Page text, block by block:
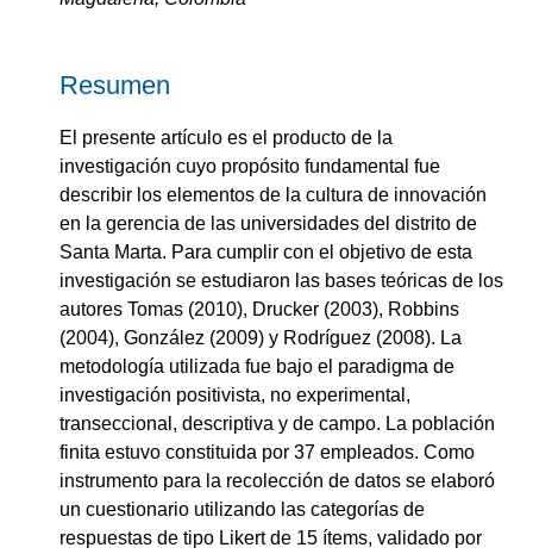
Resumen
El presente artículo es el producto de la
investigación cuyo propósito fundamental fue
describir los elementos de la cultura de innovación
en la gerencia de las universidades del distrito de
Santa Marta. Para cumplir con el objetivo de esta
investigación se estudiaron las bases teóricas de los
autores Tomas (2010), Drucker (2003), Robbins
(2004), González (2009) y Rodríguez (2008). La
metodología utilizada fue bajo el paradigma de
investigación positivista, no experimental,
transeccional, descriptiva y de campo. La población
finita estuvo constituida por 37 empleados. Como
instrumento para la recolección de datos se elaboró
un cuestionario utilizando las categorías de
respuestas de tipo Likert de 15 ítems, validado por